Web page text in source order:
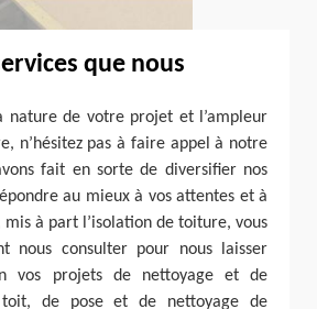
que nous
nature de votre projet et l’ampleur
n’hésitez pas à faire appel à notre
fait en sorte de diversifier nos
au mieux à vos attentes et à
mis à part l’isolation de toiture, vous
nous consulter pour nous laisser
vos projets de nettoyage et de
toit, de pose et de nettoyage de